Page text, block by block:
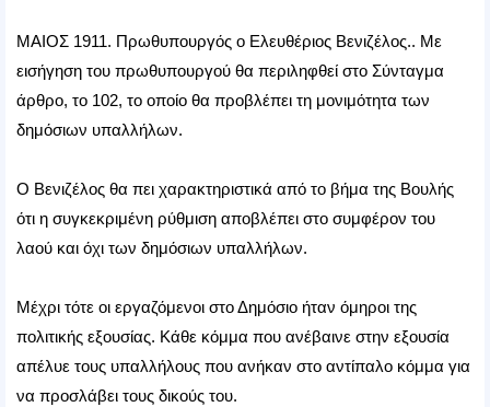
ΜΑΙΟΣ 1911. Πρωθυπουργός ο Ελευθέριος Βενιζέλος.. Με
εισήγηση του πρωθυπουργού θα περιληφθεί στο Σύνταγμα
άρθρο, το 102, το οποίο θα προβλέπει τη μονιμότητα των
δημόσιων υπαλλήλων.
Ο Βενιζέλος θα πει χαρακτηριστικά από το βήμα της Βουλής
ότι η συγκεκριμένη ρύθμιση αποβλέπει στο συμφέρον του
λαού και όχι των δημόσιων υπαλλήλων.
Μέχρι τότε οι εργαζόμενοι στο Δημόσιο ήταν όμηροι της
πολιτικής εξουσίας. Κάθε κόμμα που ανέβαινε στην εξουσία
απέλυε τους υπαλλήλους που ανήκαν στο αντίπαλο κόμμα για
να προσλάβει τους δικούς του.